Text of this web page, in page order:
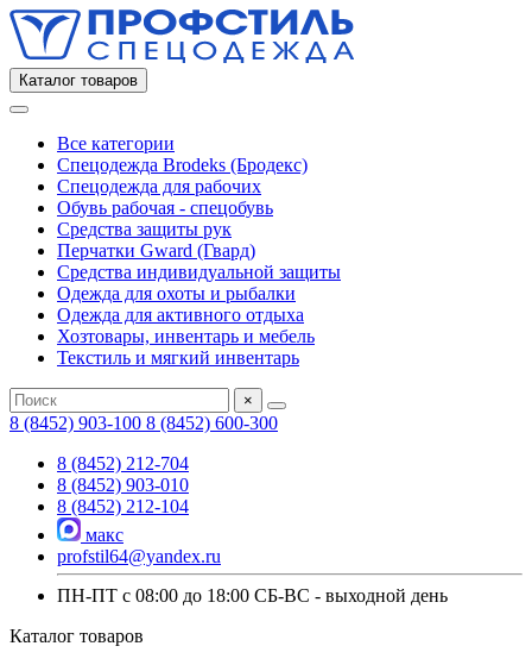
Каталог товаров
Все категории
Спецодежда Brodeks (Бродекс)
Спецодежда для рабочих
Обувь рабочая - спецобувь
Средства защиты рук
Перчатки Gward (Гвард)
Средства индивидуальной защиты
Одежда для охоты и рыбалки
Одежда для активного отдыха
Хозтовары, инвентарь и мебель
Текстиль и мягкий инвентарь
×
8 (8452) 903-100 8 (8452) 600-300
8 (8452) 212-704
8 (8452) 903-010
8 (8452) 212-104
макс
profstil64@yandex.ru
ПН-ПТ с 08:00 до 18:00 СБ-ВС - выходной день
Каталог товаров